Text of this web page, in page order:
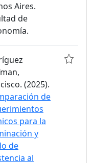
Aires.
de
(2025).
de
para la
y
de
al